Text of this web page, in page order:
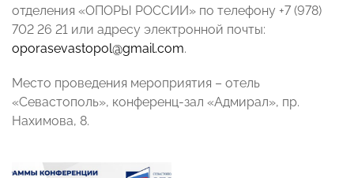
отделения «ОПОРЫ РОССИИ» по телефону +7 (978)
702 26 21 или адресу электронной почты:
oporasevastopol@gmail.com.
Место проведения мероприятия – отель
«Севастополь», конференц-зал «Адмирал», пр.
Нахимова, 8.